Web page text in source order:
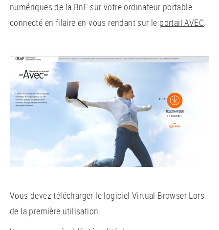
numériques de la BnF sur votre ordinateur portable
connecté en filaire en vous rendant sur le portail AVEC.
Vous devez télécharger le logiciel Virtual Browser Lors
de la première utilisation.